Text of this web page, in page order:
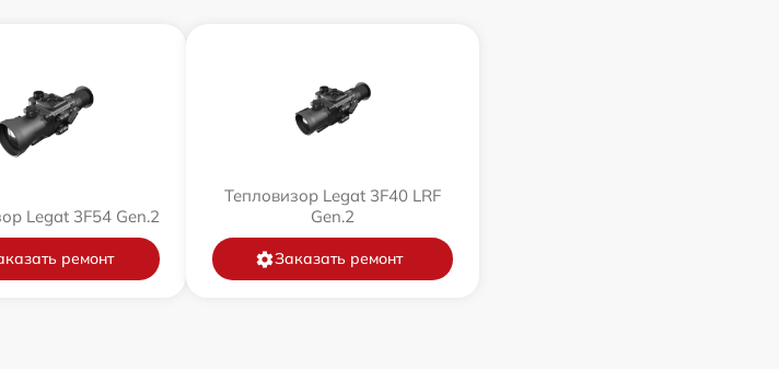
Legat 3F54 Gen.2
ремонт
Тепловизор Legat 3F40 LRF
Gen.2
Заказать ремонт